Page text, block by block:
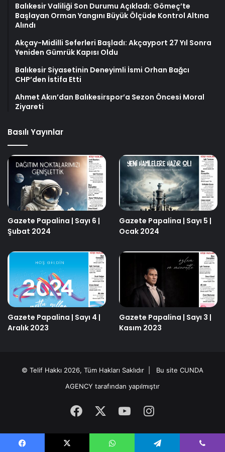
Balıkesir Valiliği Son Durumu Açıkladı: Gömeç’te
Başlayan Orman Yangını Büyük Ölçüde Kontrol Altına
Alındı
Akçay-Midilli Seferleri Başladı: Akçayport 27 Yıl Sonra
Yeniden Gümrük Kapısı Oldu
Balıkesir Siyasetinin Deneyimli İsmi Orhan Bağcı
CHP’den İstifa Etti
Ahmet Akın’dan Balıkesirspor’a Sezon Öncesi Moral
Ziyareti
Basılı Yayınlar
Gazete Papalina | Sayı 6 |
Şubat 2024
Gazete Papalina | Sayı 5 |
Ocak 2024
Gazete Papalina | Sayı 4 |
Aralık 2023
Gazete Papalina | Sayı 3 |
Kasım 2023
© Telif Hakkı 2026, Tüm Hakları Saklıdır | Bu site CUNDA
AGENCY tarafından yapılmıştır
FacebookYouTubeInstagram